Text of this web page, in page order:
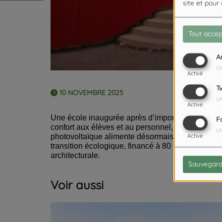
site et pour
Tout
Activé
Activé
Activé
10 NOVEMBRE 2025
Une école inaugurée après d’importants
confort aux élèves et au personnel, tout en
photovoltaïque alimente désormais plusieurs
transition écologique, financé à 80 % par l’État
architecturale.
Voir aussi